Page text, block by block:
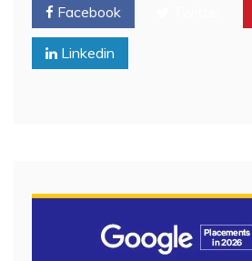
Facebook
Linkedin